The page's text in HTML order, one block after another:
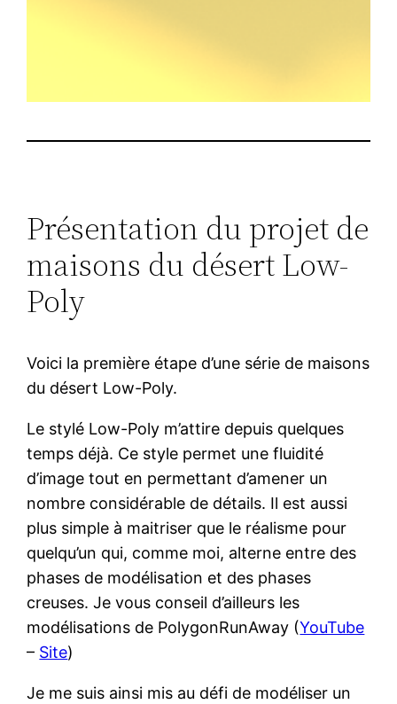
Présentation du projet de
maisons du désert Low-
Poly
Voici la première étape d’une série de maisons
du désert Low-Poly.
Le stylé Low-Poly m’attire depuis quelques
temps déjà. Ce style permet une fluidité
d’image tout en permettant d’amener un
nombre considérable de détails. Il est aussi
plus simple à maitriser que le réalisme pour
quelqu’un qui, comme moi, alterne entre des
phases de modélisation et des phases
creuses. Je vous conseil d’ailleurs les
modélisations de PolygonRunAway (YouTube
– Site)
Je me suis ainsi mis au défi de modéliser un